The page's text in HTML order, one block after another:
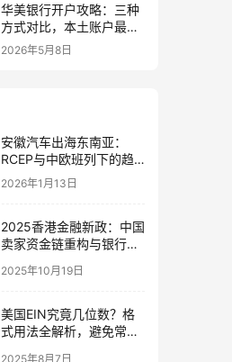
华美银行开户攻略：三种
方式对比，本土账户最稳
定可靠
2026年5月8日
安徽汽车出海东南亚：
RCEP与中欧班列下的趋
势、机遇与投资策略分析
2026年1月13日
2025香港金融新政：中国
卖家资金链重构与银行开
合规策略）
2025年10月19日
美国EIN究竟几位数？格
式用法全解析，避免常见
2025年8月7日